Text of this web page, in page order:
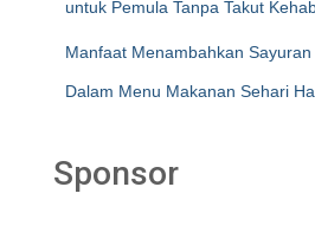
untuk Pemula Tanpa Takut
Manfaat Menambahkan
Dalam Menu Makanan Sehari
Sponsor